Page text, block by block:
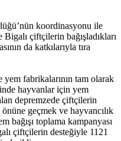
koordinasyonu ile
çiftçilerin bağışladıkları
da katkılarıyla tıra
yem fabrikalarının tam olarak
hayvanlar için yem
depremzede çiftçilerin
önüne geçmek ve hayvancılık
bağışı toplama kampanyası
çiftçilerin desteğiyle 1121